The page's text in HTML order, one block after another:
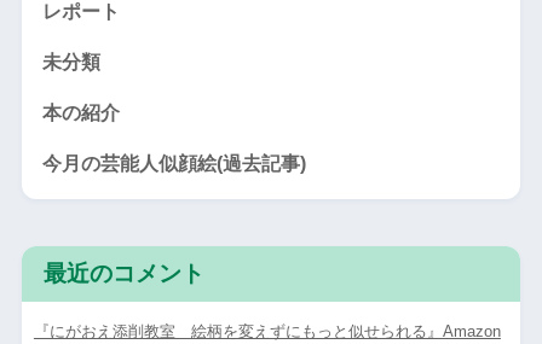
レポート
未分類
本の紹介
今月の芸能人似顔絵(過去記事)
最近のコメント
『にがおえ添削教室 絵柄を変えずにもっと似せられる』Amazon